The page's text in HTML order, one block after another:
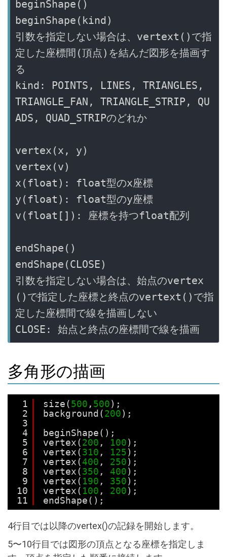
beginShape()
beginShape(kind)
引数を指定しない場合は、vertext()で指
定した座標間(頂点)を結んだ図形を描画す
る
kind: POINTS, LINES, TRIANGLES,
TRIANGLE_FAN, TRIANGLE_STRIP, QU
ADS, QUAD_STRIPのどれか
vertex(x, y)
vertex(v)
x(float): float型のx座標
y(float): float型のy座標
v(float[]): 座標を持つfloat配列
endShape()
endShape(CLOSE)
引数を指定しない場合は、始点のvertex
()で指定した座標と終点のvertext()で指
定した座標間で線を描画しない
CLOSE: 始点と終点の座標間で線を描画
多角形の描画
1
2
3
4
5
6
7
8
9
10
11
size(500 , 500);
background(200);
beginShape();
vertex(200 , 100);
vertex(310 , 125);
vertex(400 , 250);
vertex(350 , 400);
vertex( 190 , 350);
vertex( 100 , 200);
endShape();
4行目では以降のvertex()の記録を開始します。
5〜10行目では図形の頂点となる座標を指定しま